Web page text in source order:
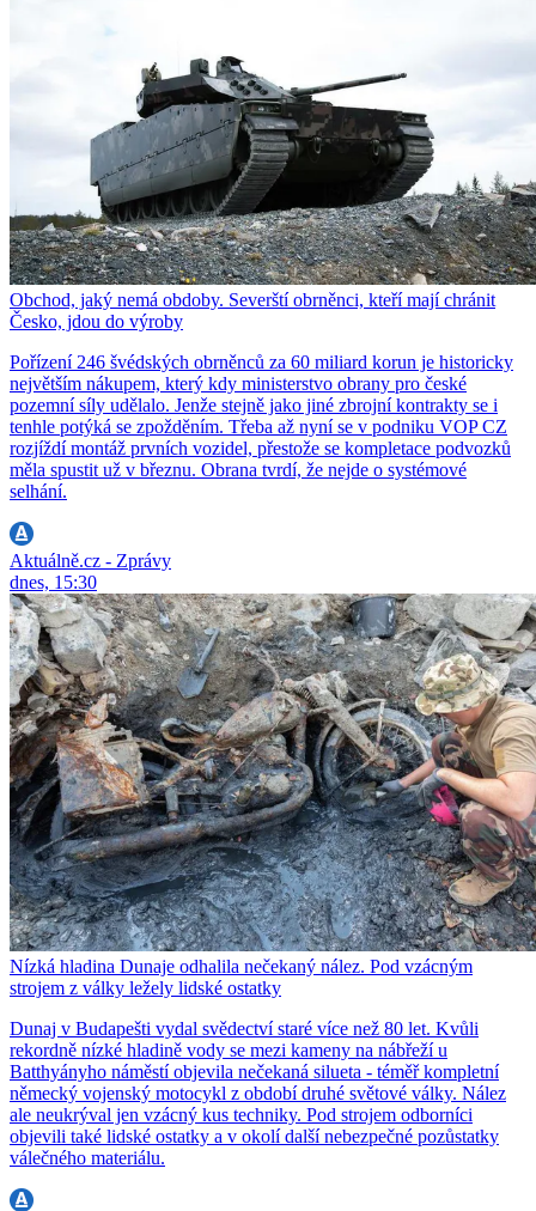
Obchod, jaký nemá obdoby. Severští obrněnci, kteří mají chránit
Česko, jdou do výroby
Pořízení 246 švédských obrněnců za 60 miliard korun je historicky
největším nákupem, který kdy ministerstvo obrany pro české
pozemní síly udělalo. Jenže stejně jako jiné zbrojní kontrakty se i
tenhle potýká se zpožděním. Třeba až nyní se v podniku VOP CZ
rozjíždí montáž prvních vozidel, přestože se kompletace podvozků
měla spustit už v březnu. Obrana tvrdí, že nejde o systémové
selhání.
Aktuálně.cz - Zprávy
dnes, 15:30
Nízká hladina Dunaje odhalila nečekaný nález. Pod vzácným
strojem z války ležely lidské ostatky
Dunaj v Budapešti vydal svědectví staré více než 80 let. Kvůli
rekordně nízké hladině vody se mezi kameny na nábřeží u
Batthyányho náměstí objevila nečekaná silueta - téměř kompletní
německý vojenský motocykl z období druhé světové války. Nález
ale neukrýval jen vzácný kus techniky. Pod strojem odborníci
objevili také lidské ostatky a v okolí další nebezpečné pozůstatky
válečného materiálu.